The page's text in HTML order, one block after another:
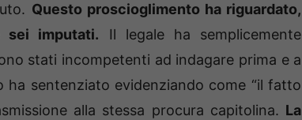
Questo proscioglimento ha riguardato,
sei imputati. Il legale ha semplicemente
stati incompetenti ad indagare prima e a
ha sentenziato evidenziando come “il fatto
alla stessa procura capitolina. La